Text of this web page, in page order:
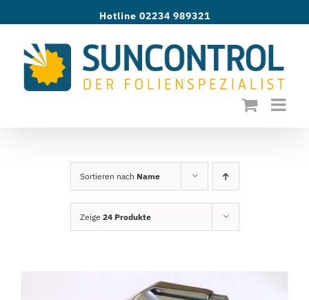
springen
Hotline 02234 989321
Sortieren nach Name
Zeige 24 Produkte